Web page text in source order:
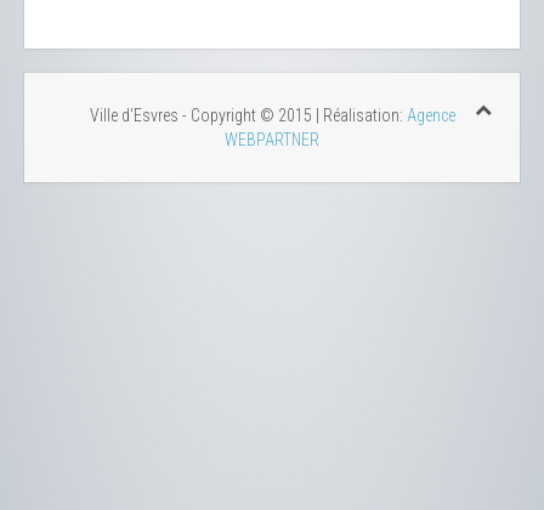
Ville d'Esvres - Copyright © 2015 | Réalisation: Agence
WEBPARTNER